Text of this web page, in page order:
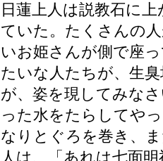
日蓮上人は説教石に
ていた。たくさんの
いお姫さんが側で座
たいな人たちが、生
が、姿を現してみな
った水をたらしてや
なりとぐろを巻き、
人は、「あれは七面